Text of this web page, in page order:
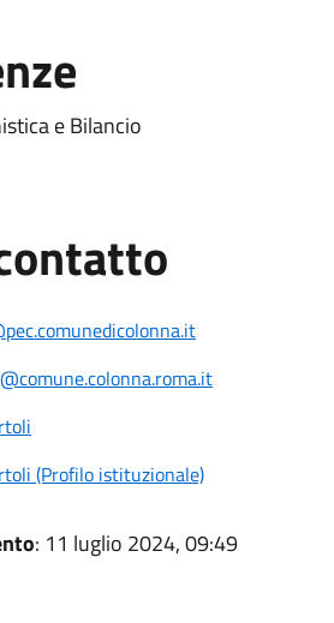
e Bilancio
(Profilo istituzionale)
: 11 luglio 2024, 09:49